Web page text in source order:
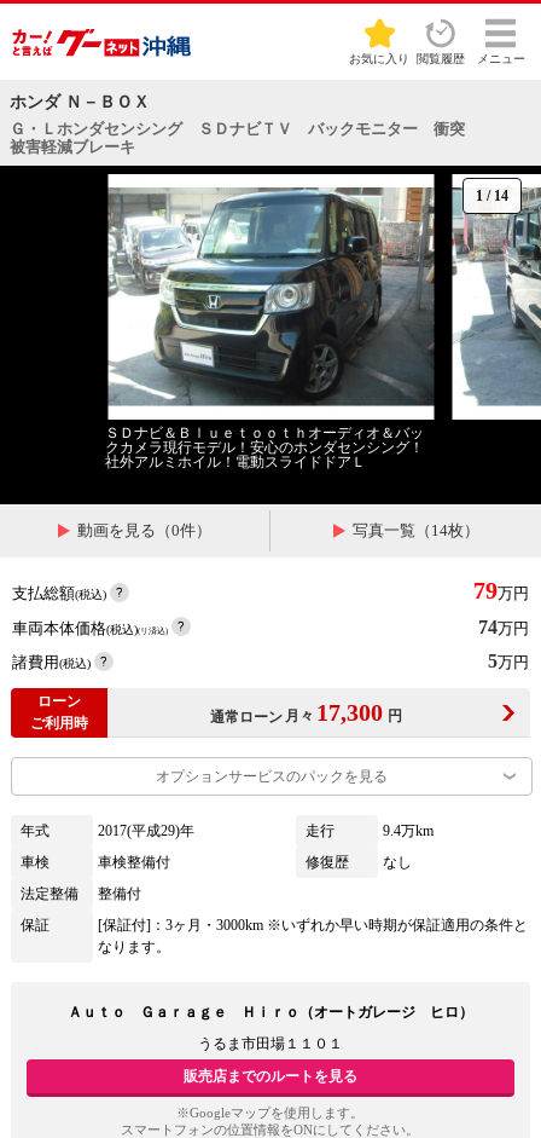
お気に入り 閲覧履歴 メニュー
ホンダ Ｎ－ＢＯＸ
Ｇ・Ｌホンダセンシング ＳＤナビＴＶ バックモニター 衝突
被害軽減ブレーキ
1 / 14
ＳＤナビ＆Ｂｌｕｅｔｏｏｔｈオーディオ＆バッ
クカメラ現行モデル！安心のホンダセンシング！
社外アルミホイル！電動スライドドアＬ
動画を見る（0件） 写真一覧（14枚）
支払総額(税込) 79万円
車両本体価格(税込)(リ済込) 74万円
諸費用(税込) 5万円
ローン
ご利用時
通常ローン 月々 17,300 円
オプションサービスのパックを見る
年式 2017(平成29)年 走行
9.4万km
車検
車検整備付 修復歴
なし
法定整備
整備付
保証
[保証付]：3ヶ月・3000km ※いずれか早い時期が保証適用の条件と
なります。
Ａｕｔｏ Ｇａｒａｇｅ Ｈｉｒｏ（オートガレージ ヒロ）
うるま市田場１１０１
販売店までのルートを見る
※Googleマップを使用します。
スマートフォンの位置情報をONにしてください。